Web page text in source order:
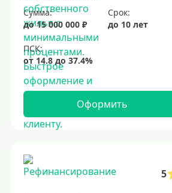
Сумма:
до 15 000 000 ₽
Срок:
до 10 лет
Оформить
5